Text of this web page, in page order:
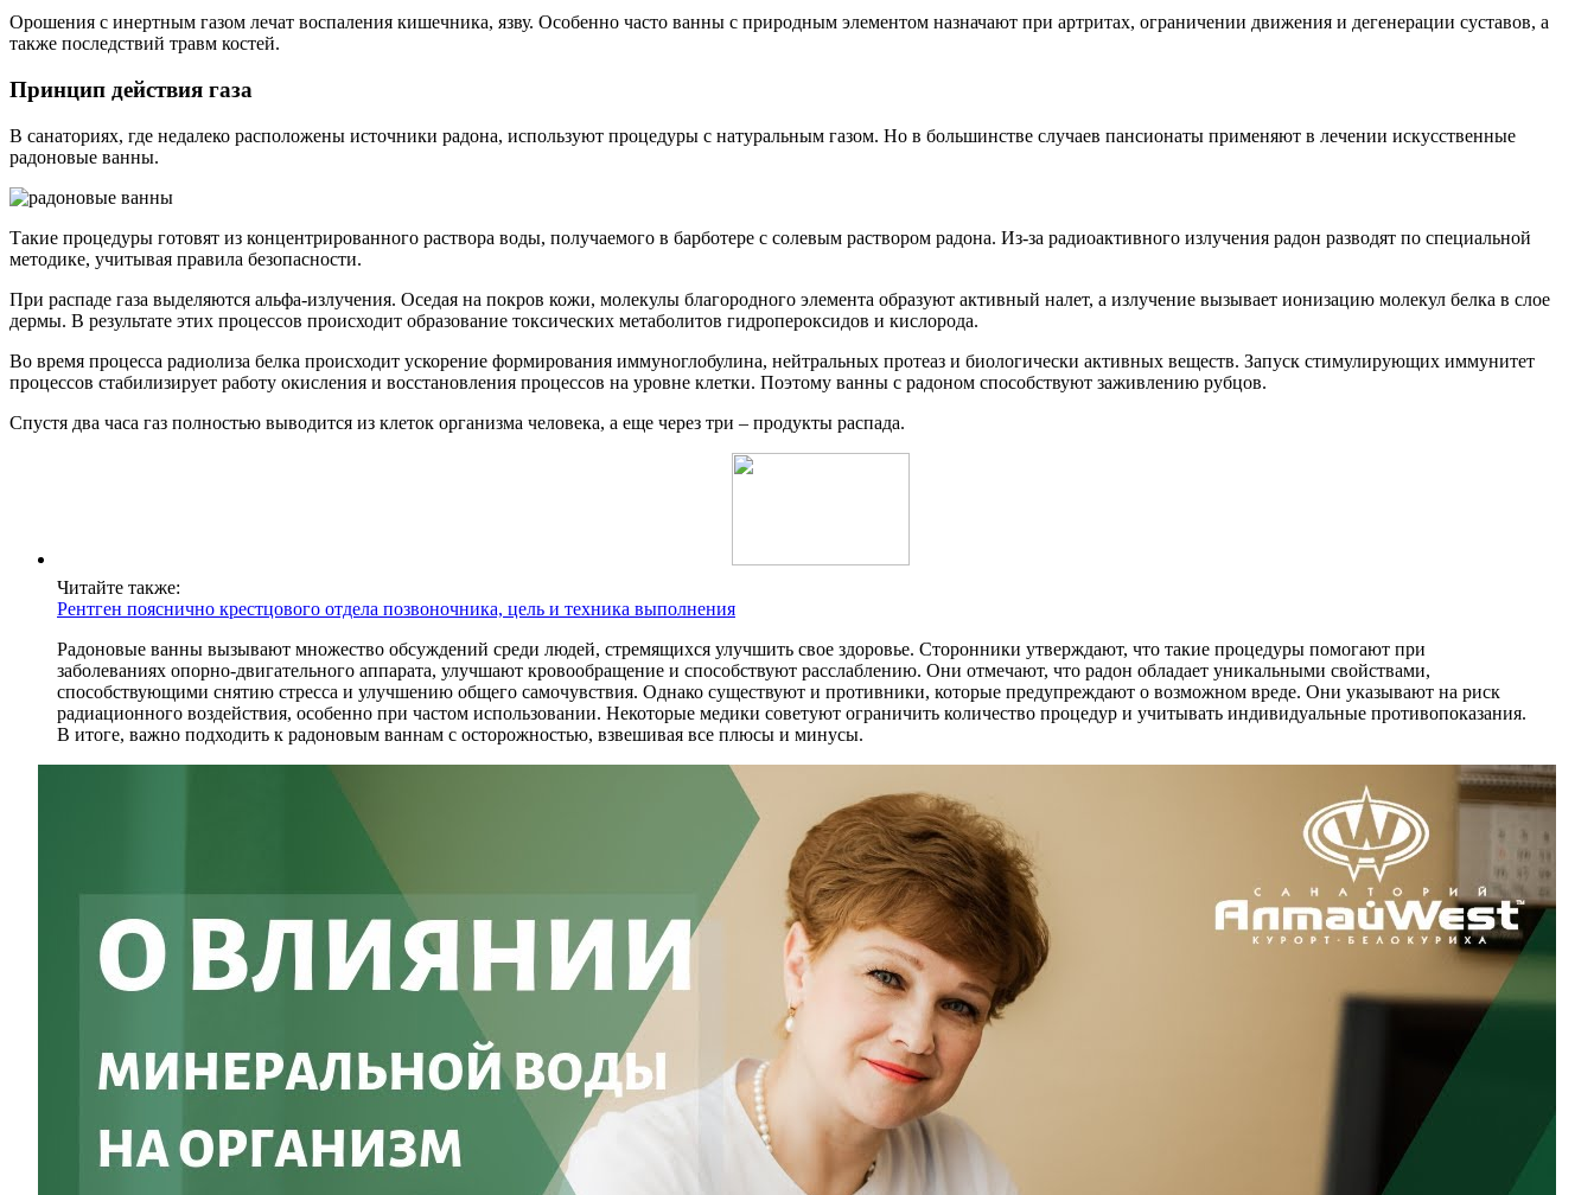
Орошения с инертным газом лечат воспаления кишечника, язву. Особенно часто ванны с природным элементом назначают при артритах, ограничении движения и дегенерации суставов, а
также последствий травм костей.
Принцип действия газа
В санаториях, где недалеко расположены источники радона, используют процедуры с натуральным газом. Но в большинстве случаев пансионаты применяют в лечении искусственные
радоновые ванны.
Такие процедуры готовят из концентрированного раствора воды, получаемого в барботере с солевым раствором радона. Из-за радиоактивного излучения радон разводят по специальной
методике, учитывая правила безопасности.
При распаде газа выделяются альфа-излучения. Оседая на покров кожи, молекулы благородного элемента образуют активный налет, а излучение вызывает ионизацию молекул белка в слое
дермы. В результате этих процессов происходит образование токсических метаболитов гидропероксидов и кислорода.
Во время процесса радиолиза белка происходит ускорение формирования иммуноглобулина, нейтральных протеаз и биологически активных веществ. Запуск стимулирующих иммунитет
процессов стабилизирует работу окисления и восстановления процессов на уровне клетки. Поэтому ванны с радоном способствуют заживлению рубцов.
Спустя два часа газ полностью выводится из клеток организма человека, а еще через три – продукты распада.
Читайте также:
Рентген пояснично крестцового отдела позвоночника, цель и техника выполнения
Радоновые ванны вызывают множество обсуждений среди людей, стремящихся улучшить свое здоровье. Сторонники утверждают, что такие процедуры помогают при
заболеваниях опорно-двигательного аппарата, улучшают кровообращение и способствуют расслаблению. Они отмечают, что радон обладает уникальными свойствами,
способствующими снятию стресса и улучшению общего самочувствия. Однако существуют и противники, которые предупреждают о возможном вреде. Они указывают на риск
радиационного воздействия, особенно при частом использовании. Некоторые медики советуют ограничить количество процедур и учитывать индивидуальные противопоказания.
В итоге, важно подходить к радоновым ваннам с осторожностью, взвешивая все плюсы и минусы.